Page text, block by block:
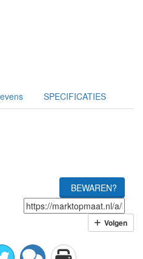
SPECIFICATIES
BEWAREN?
Volgen